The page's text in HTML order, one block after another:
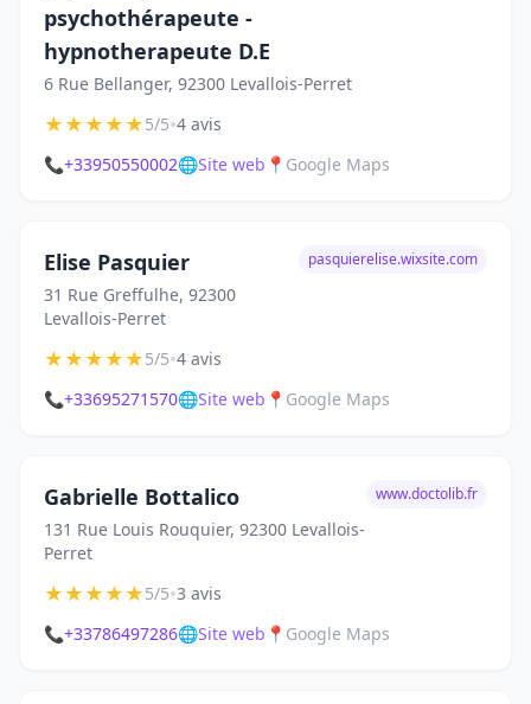
psychothérapeute -
hypnotherapeute D.E
6 Rue Bellanger, 92300 Levallois-Perret
★★★★★5/5•4 avis
📞+33950550002🌐Site web 📍 Google Maps
Elise Pasquier
31 Rue Greffulhe, 92300
Levallois-Perret
pasquierelise.wixsite.com
★★★★★5/5•4 avis
📞+33695271570🌐Site web 📍 Google Maps
Gabrielle Bottalico
131 Rue Louis Rouquier, 92300 Levallois-
Perret
www.doctolib.fr
★★★★★5/5•3 avis
📞+33786497286🌐Site web 📍 Google Maps